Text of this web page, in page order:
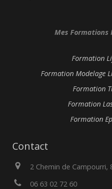
Mes Formations
Formation
Formation Modelage
Formation
Formation
Formation
Contact
2 Chemin de Campourri,
06 63 02 72 60